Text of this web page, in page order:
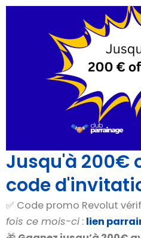
Jusqu'à 200€
code
✅ Code promo Revolut
fois ce mois-ci : lien